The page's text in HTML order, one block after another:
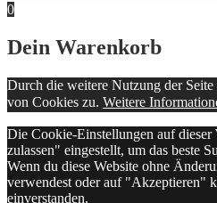
0
Dein Warenkorb
Durch die weitere Nutzung der
von Cookies zu. Weitere
Die Cookie-Einstellungen auf
zulassen" eingestellt, um das beste
Wenn du diese Website ohne
verwendest oder auf "Akzeptieren"
einverstanden.